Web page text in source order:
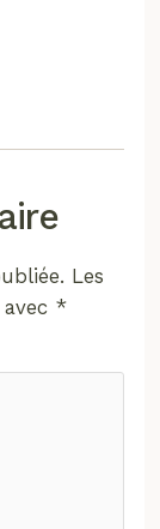
Les
*